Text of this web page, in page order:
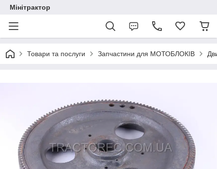
Мінітрактор
Товари та послуги Запчастини для МОТОБЛОКІВ